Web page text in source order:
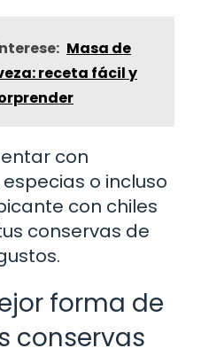
Masa de
receta fácil y
con
o incluso
con chiles
conservas de
forma de
conservas